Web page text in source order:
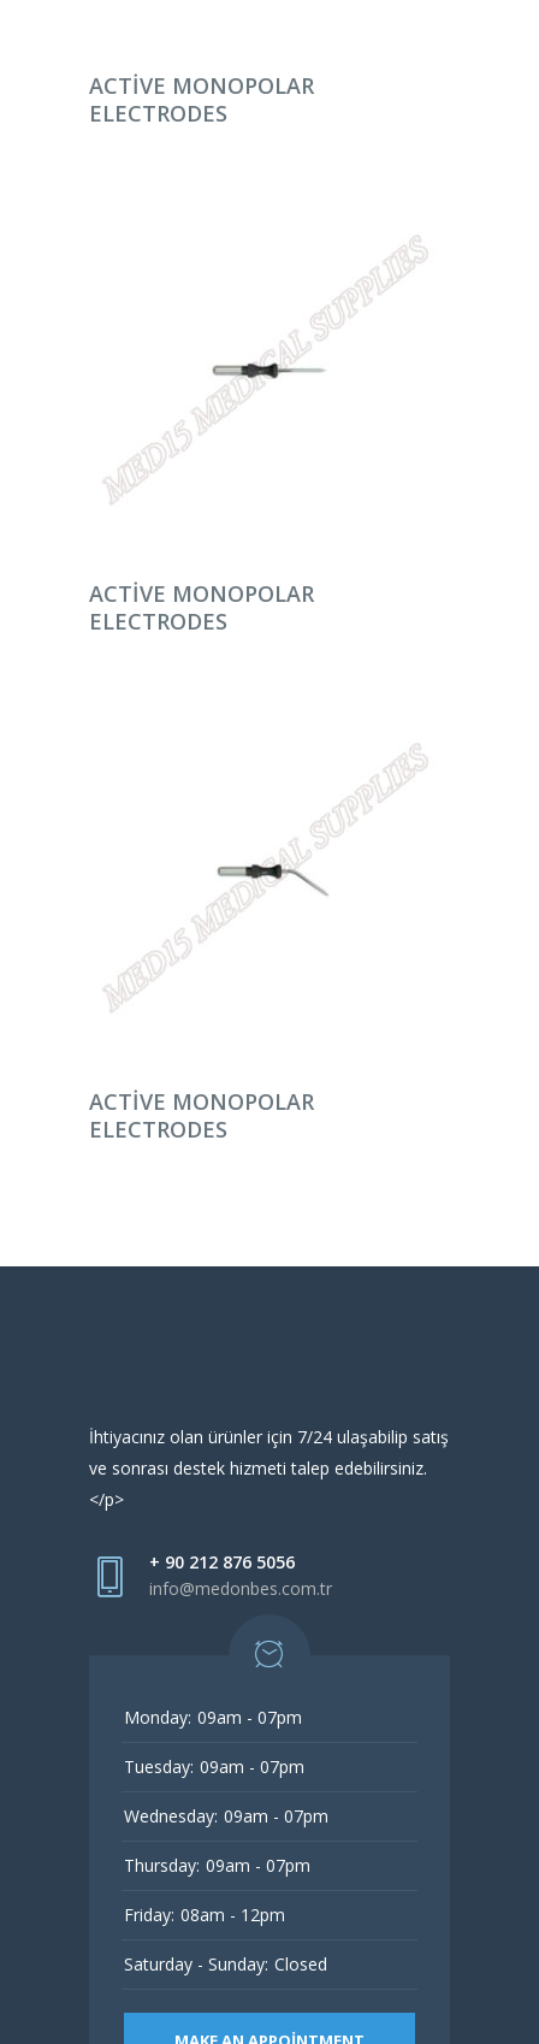
DEVAMINI OKU
ACTIVE MONOPOLAR
ELECTRODES
DEVAMINI OKU
ACTIVE MONOPOLAR
ELECTRODES
DEVAMINI OKU
ACTIVE MONOPOLAR
ELECTRODES
İhtiyacınız olan ürünler için 7/24 ulaşabilip satış
ve sonrası destek hizmeti talep edebilirsiniz.
</p>
+ 90 212 876 5056
info@medonbes.com.tr
Monday: 09am - 07pm
Tuesday: 09am - 07pm
Wednesday: 09am - 07pm
Thursday: 09am - 07pm
Friday: 08am - 12pm
Saturday - Sunday: Closed